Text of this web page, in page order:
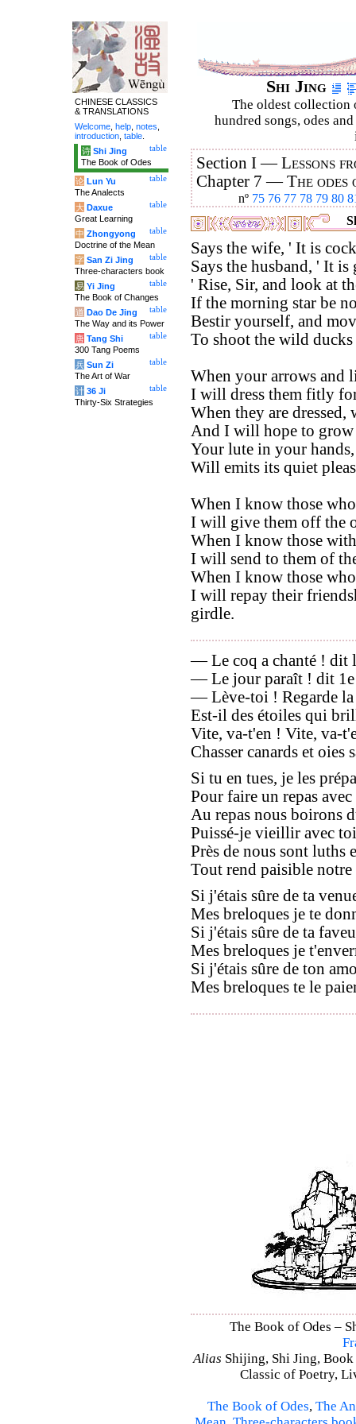
Shi Jing
The oldest collection
hundred songs, odes
Section I —Lessons
Chapter 7 —The
nº 75 76 77 78 79 80
Says the wife, ' It is
Says the husband, ' It is
' Rise, Sir, and look at
If the morning star be
Bestir yourself, and
To shoot the wild ducks
When your arrows and
I will dress them fitly
When they are
And I will hope to
Your lute in your hands,
Will emits its quiet
When I know those
I will give them off the
When I know those
I will send to them of
When I know those
I will repay their
girdle.
— Le coq a chanté ! dit
— Le jour paraît ! dit 1e
— Lève-toi ! Regarde
Est-il des étoiles qui
Vite, va-t'en ! Vite, va-
Chasser canards et oies
Si tu en tues, je les
Pour faire un repas
Au repas nous boirons
Puissé-je vieillir avec
Près de nous sont luths
Tout rend paisible
Si j'étais sûre de ta
Mes breloques je te
Si j'étais sûre de ta
Mes breloques je
Si j'étais sûre de ton
Mes breloques te le
The Book of Odes –
Alias Shijing, Shi Jing,
Classic of Poetry,
The Book of Odes, The
CHINESE CLASSICS
& TRANSLATIONS
Welcome help notes
introduction table
table
诗 Shi Jing
The Book of Odes
table
论 Lun Yu
The Analects
table
大 Daxue
Great Learning
table
中 Zhongyong
Doctrine of the Mean
table
字 San Zi Jing
Three-characters book
table
易 Yi Jing
The Book of Changes
table
道 Dao De Jing
The Way and its Power
table
唐 Tang Shi
300 Tang Poems
table
兵 Sun Zi
The Art of War
table
计 36 Ji
Thirty-Six Strategies